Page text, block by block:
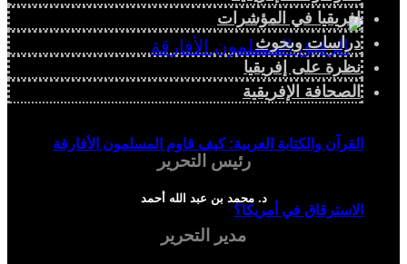
القرآن والكتابة العربية: كيف قاوم المسلمون الأفارقة
الاسترقاق في أمريكا؟
إفريقيا في المؤشرات
دراسات وبحوث
نظرة على إفريقيا
الصحافة الإفريقية
رئيس التحرير
د. محمد بن عبد الله أحمد
مدير التحرير